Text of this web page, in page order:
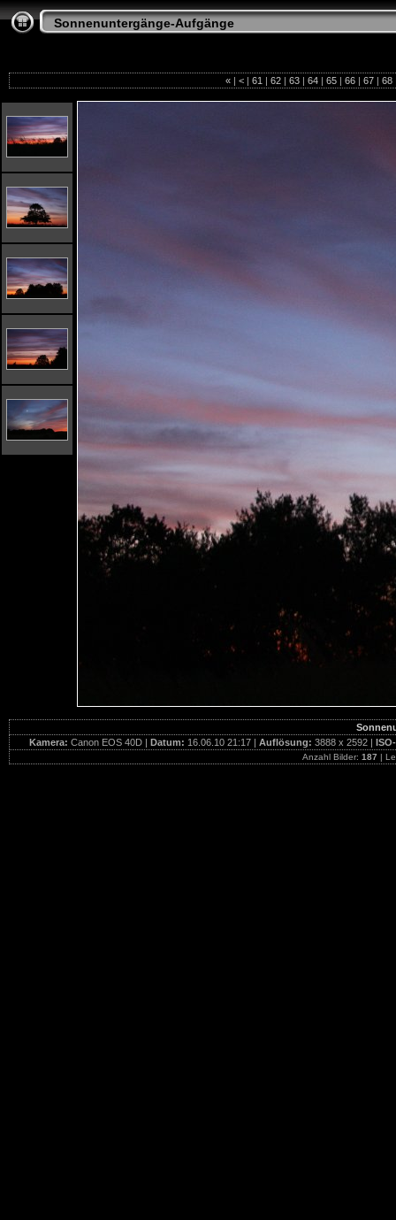
Sonnenuntergänge-Aufgänge
« | < | 61 | 62 | 63 | 64 | 65 | 66 | 67 | 68
Kamera: Canon EOS 40D | Datum: 16.06.10 21:17 | Auflösung: 3888 x 2592 |
Anzahl Bilder: 187 |